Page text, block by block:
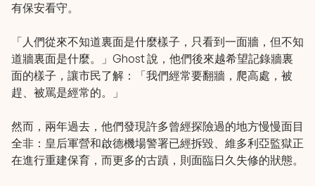
有保安看守。
「人們從來不知道裏面是什麼樣子，只看到一面牆，但不知
道牆裏面是什麼。」Ghost 說，他們後來越希望記錄牆裏
面的樣子，讓市民了解：「我們經常要翻牆，爬高處，被
趕、被罵是經常的。」
然而，兩年過去，他們發現許多曾經探險過的地方慢慢面目
全非：皇后軍營和啟德機場警署已經拆毀、維多利亞監獄正
在進行重建保育，而更多的古蹟，則面臨日久失修的狀態。